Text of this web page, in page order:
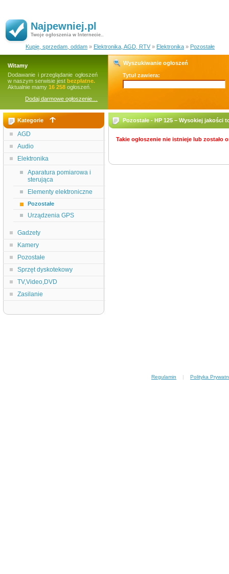
Najpewniej.pl
Twoje ogłoszenia w Internecie..
Kupię, sprzedam, oddam » Elektronika, AGD, RTV » Elektronika » Pozostałe
Witamy
Dodawanie i przeglądanie ogłoszeń
w naszym serwisie jest bezpłatne.
Aktualnie mamy 16 258 ogłoszeń.
Dodaj darmowe ogłoszenie…
Wyszukiwanie ogłoszeń
Tytuł zawiera:
Kategorie
AGD
Audio
Elektronika
Aparatura pomiarowa i
sterująca
Elementy elektroniczne
Pozostałe
Urządzenia GPS
Gadzety
Kamery
Pozostałe
Sprzęt dyskotekowy
TV,Video,DVD
Zasilanie
Pozostałe - HP 125 – Wysokiej jakości
Takie ogłoszenie nie istnieje lub zostało
Regulamin | Polityka